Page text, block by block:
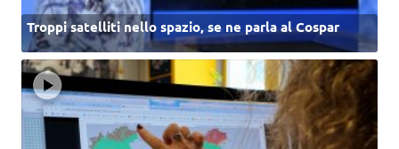
Troppi satelliti nello spazio, se ne parla al Cospar